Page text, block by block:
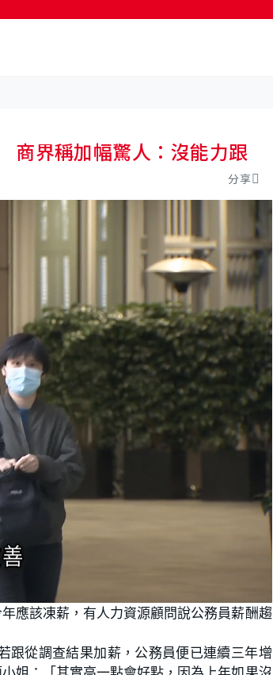
界稱加幅驚人：沒能力跟
分享
應該凍薪，有人力資源顧問說公務員薪酬趨
跟從調查結果加薪，公務員便已連續三年增